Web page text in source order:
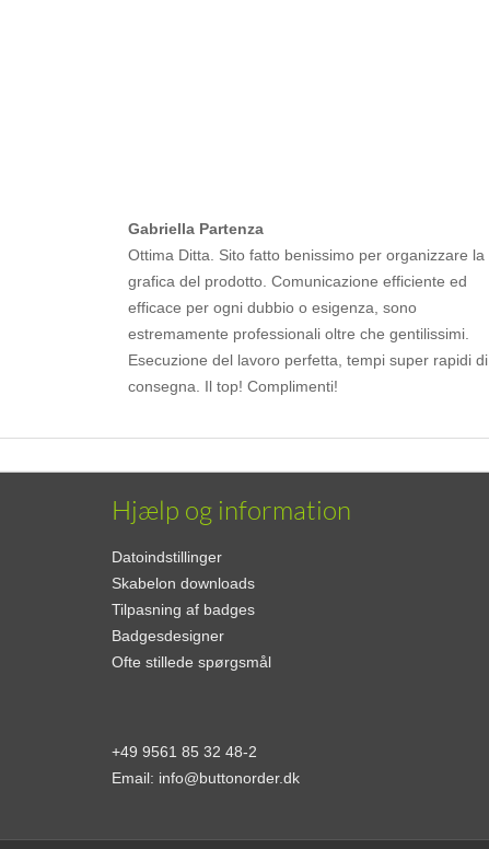
Gabriella Partenza
Ottima Ditta. Sito fatto benissimo per organizzare la
grafica del prodotto. Comunicazione efficiente ed
efficace per ogni dubbio o esigenza, sono
estremamente professionali oltre che gentilissimi.
Esecuzione del lavoro perfetta, tempi super rapidi di
consegna. Il top! Complimenti!
Hjælp og information
Datoindstillinger
Skabelon downloads
Tilpasning af badges
Badgesdesigner
Ofte stillede spørgsmål
+49 9561 85 32 48-2
Email: info@buttonorder.dk